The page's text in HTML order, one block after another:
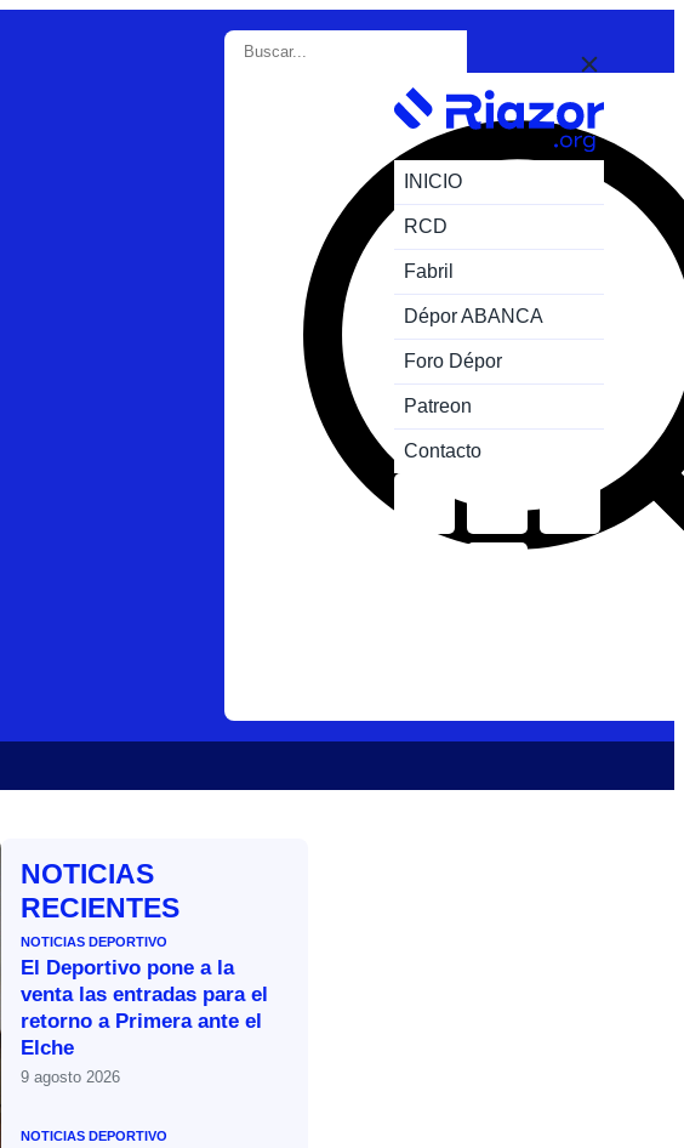
INICIO
RCD
Fabril
Dépor ABANCA
Foro Dépor
Patreon
Contacto
NOTICIAS
RECIENTES
NOTICIAS DEPORTIVO
El Deportivo pone a la
venta las entradas para el
retorno a Primera ante el
Elche
9 agosto 2026
NOTICIAS DEPORTIVO